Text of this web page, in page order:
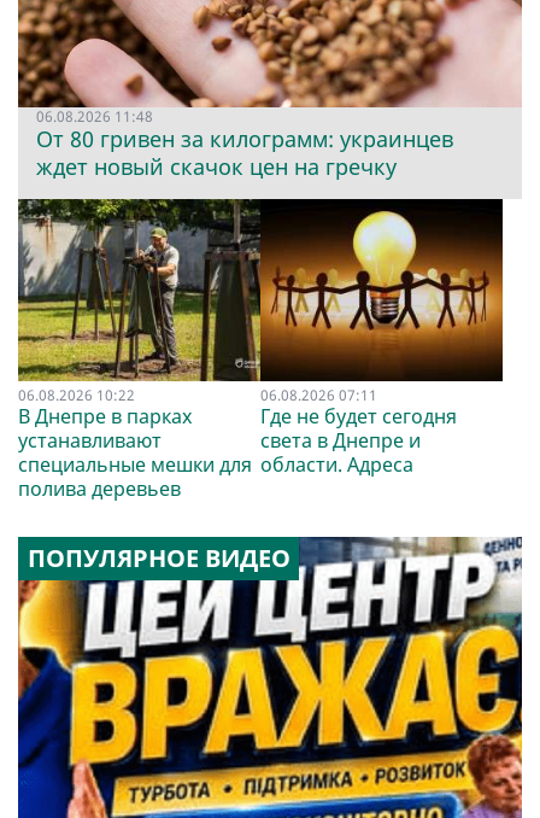
06.08.2026 11:48
От 80 гривен за килограмм: украинцев
ждет новый скачок цен на гречку
06.08.2026 10:22
В Днепре в парках
устанавливают
специальные мешки для
полива деревьев
06.08.2026 07:11
Где не будет сегодня
света в Днепре и
области. Адреса
ПОПУЛЯРНОЕ ВИДЕО